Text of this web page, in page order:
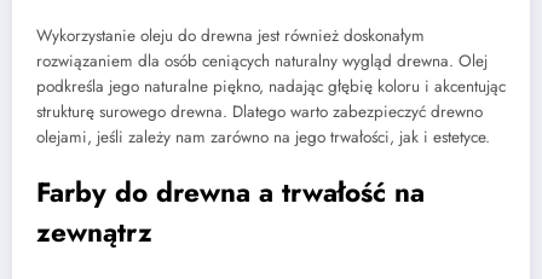
Wykorzystanie oleju do drewna jest również doskonałym
rozwiązaniem dla osób ceniących naturalny wygląd drewna. Olej
podkreśla jego naturalne piękno, nadając głębię koloru i akcentując
strukturę surowego drewna. Dlatego warto zabezpieczyć drewno
olejami, jeśli zależy nam zarówno na jego trwałości, jak i estetyce.
Farby do drewna a trwałość na
zewnątrz